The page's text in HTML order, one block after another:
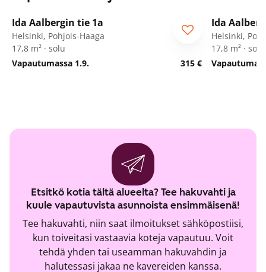
/34
Opiskelijalle
Ida Aalbergin tie 1a
Helsinki, Pohjois-Haaga
17,8 m² · solu
Vapautumassa 1.9.
315 €
Ida
Helsinki,
17,8 m² · solu
Etsitkö kotia tältä alueelta? Tee hakuvahti ja
kuule vapautuvista asunnoista ensimmäisenä!
Tee hakuvahti, niin saat ilmoitukset sähköpostiisi,
kun toiveitasi vastaavia koteja vapautuu. Voit
tehdä yhden tai useamman hakuvahdin ja
halutessasi jakaa ne kavereiden kanssa.